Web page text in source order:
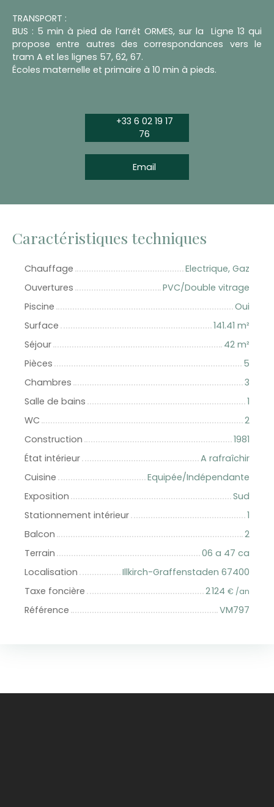
TRANSPORT :
BUS : 5 min à pied de l’arrêt ORMES, sur la Ligne 13 qui
propose entre autres des correspondances vers le
tram A et les lignes 57, 62, 67.
Écoles maternelle et primaire à 10 min à pieds.
+33 6 02 19 17
76
Email
Caractéristiques techniques
Chauffage
Electrique, Gaz
Ouvertures
PVC/Double vitrage
Piscine
Oui
Surface
141.41 m²
Séjour
42 m²
Pièces
5
Chambres
3
Salle de bains
1
WC
2
Construction
1981
État intérieur
A rafraîchir
Cuisine
Equipée/Indépendante
Exposition
Sud
Stationnement intérieur
1
Balcon
2
Terrain
06 a 47 ca
Localisation
Illkirch-Graffenstaden 67400
Taxe foncière
2 124 € /an
Référence VM797